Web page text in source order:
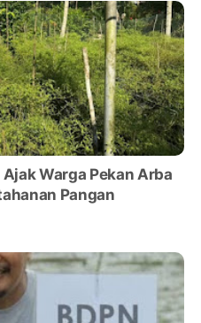
Warga Pekan Arba
Pangan